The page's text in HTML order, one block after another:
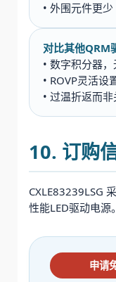
• 外围元件更少
对比其他QRM
• 数字积分器
• ROVP灵活设
• 过温折返而
10. 订购
CXLE83239LSG
性能LED驱动电
申请